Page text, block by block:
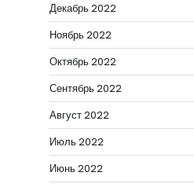
Декабрь 2022
Ноябрь 2022
Октябрь 2022
Сентябрь 2022
Август 2022
Июль 2022
Июнь 2022